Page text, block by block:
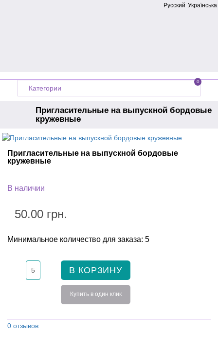
Русский Українська
Категории
0
Пригласительные на выпускной бордовые
кружевные
Главная Приглашение на выпускной
Пригласительные на выпускной бордовые
кружевные
В наличии
50.00 грн.
Минимальное количество для заказа: 5
В КОРЗИНУ
Купить в один клик
0 отзывов